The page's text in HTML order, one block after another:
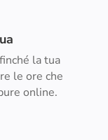
la tua
le ore che
online.